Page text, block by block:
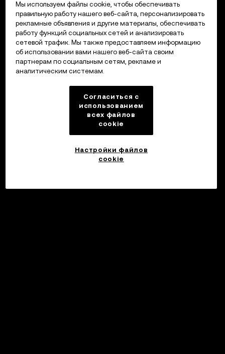
Мы используем файлы cookie, чтобы обеспечивать
правильную работу нашего веб-сайта, персонализировать
рекламные объявления и другие материалы, обеспечивать
работу функций социальных сетей и анализировать
сетевой трафик. Мы также предоставляем информацию
об использовании вами нашего веб-сайта своим
партнерам по социальным сетям, рекламе и
аналитическим системам.
Согласиться с
использованием
всех файлов
cookie
Настройки файлов
cookie